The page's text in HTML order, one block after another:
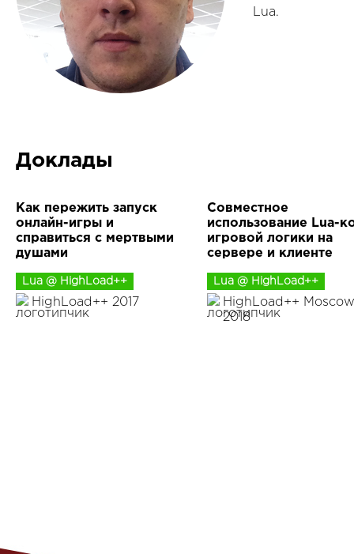
Lua.
Доклады
Как пережить запуск
онлайн-игры и
справиться с мертвыми
душами
Lua @ HighLoad++
HighLoad++ 2017
Совместное
использование Lua-
игровой логики на
сервере и клиенте
Lua @ HighLoad++
HighLoad++ Moscow
2018